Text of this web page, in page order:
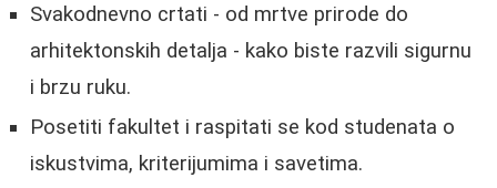
Svakodnevno crtati - od mrtve prirode do
arhitektonskih detalja - kako biste razvili sigurnu
i brzu ruku.
Posetiti fakultet i raspitati se kod studenata o
iskustvima, kriterijumima i savetima.